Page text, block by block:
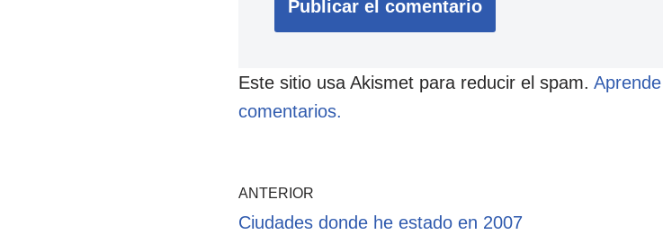
Este sitio usa Akismet para reducir el spam.
comentarios.
ANTERIOR
Ciudades donde he estado en 2007